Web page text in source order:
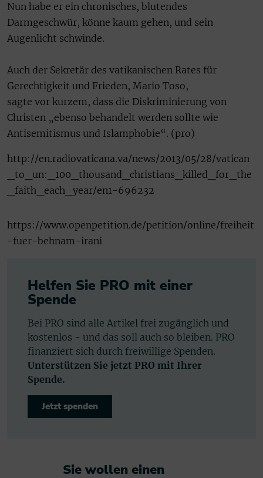
Nun habe er ein chronisches, blutendes
Darmgeschwür, könne kaum gehen, und sein
Augenlicht schwinde.
Auch der Sekretär des vatikanischen Rates für
Gerechtigkeit und Frieden, Mario Toso,
sagte vor kurzem, dass die Diskriminierung von
Christen „ebenso behandelt werden sollte wie
Antisemitismus und Islamphobie“. (pro)
http://en.radiovaticana.va/news/2013/05/28/vatican
_to_un:_100_thousand_christians_killed_for_the
_faith_each_year/en1-696232
https://www.openpetition.de/petition/online/freiheit
-fuer-behnam-irani
Helfen Sie PRO mit einer
Spende
Bei PRO sind alle Artikel frei zugänglich und
kostenlos - und das soll auch so bleiben. PRO
finanziert sich durch freiwillige Spenden.
Unterstützen Sie jetzt PRO mit Ihrer
Spende.
Jetzt spenden
Sie wollen einen